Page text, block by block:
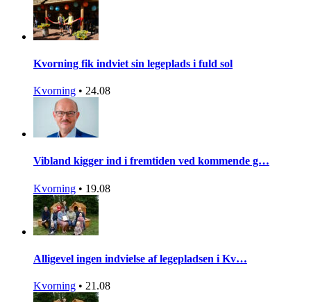
Kvorning fik indviet sin legeplads i fuld sol
Kvorning • 24.08
Vibland kigger ind i fremtiden ved kommende g…
Kvorning • 19.08
Alligevel ingen indvielse af legepladsen i Kv…
Kvorning • 21.08